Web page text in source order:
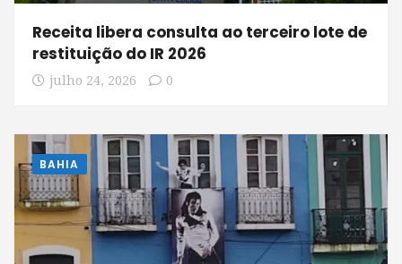
Receita libera consulta ao terceiro lote de
restituição do IR 2026
julho 24, 2026 0
BAHIA